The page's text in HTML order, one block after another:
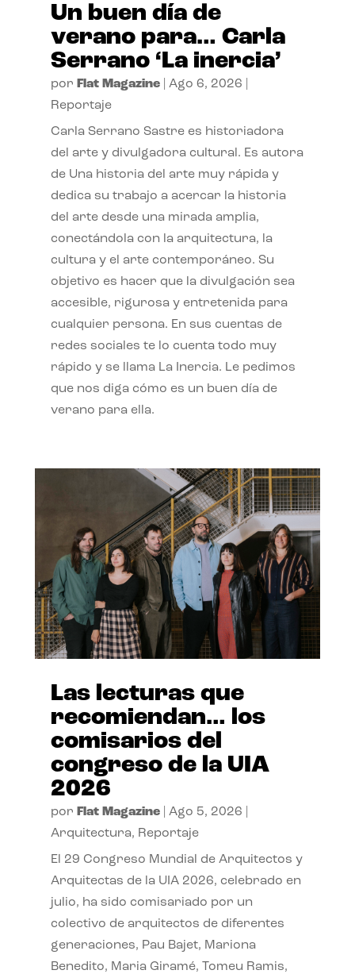
Un buen día de
verano para… Carla
Serrano ‘La inercia’
por Flat Magazine| Ago 6, 2026
Reportaje
Carla Serrano Sastre es historiadora
del arte y divulgadora cultural. Es autora
de Una historia del arte muy rápida y
dedica su trabajo a acercar la historia
del arte desde una mirada amplia,
conectándola con la arquitectura, la
cultura y el arte contemporáneo. Su
objetivo es hacer que la divulgación sea
accesible, rigurosa y entretenida para
cualquier persona. En sus cuentas de
redes sociales te lo cuenta todo muy
rápido y se llama La Inercia. Le pedimos
que nos diga cómo es un buen día de
verano para ella.
Las lecturas que
recomiendan… los
comisarios del
congreso de la UIA
2026
por Flat Magazine| Ago 5, 2026
Arquitectura, Reportaje
El 29 Congreso Mundial de Arquitectos y
Arquitectas de la UIA 2026, celebrado en
julio, ha sido comisariado por un
colectivo de arquitectos de diferentes
generaciones, Pau Bajet, Mariona
Benedito, Maria Giramé, Tomeu Ramis,